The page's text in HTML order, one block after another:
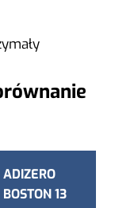
ADIZERO
BOSTON 13